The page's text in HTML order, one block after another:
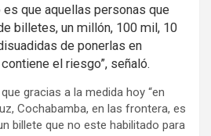
es que aquellas personas que
billetes, un millón, 100 mil, 10
de ponerlas en
el riesgo”, señaló.
gracias a la medida hoy “en
Cochabamba, en las frontera, es
billete que no este habilitado para